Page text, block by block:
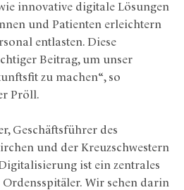
innovative digitale Lösungen
und Patienten erleichtern
entlasten. Diese
Beitrag, um unser
zu machen“, so
Pröll.
Geschäftsführer des
und der Kreuzschwestern
ist ein zentrales
Wir sehen darin